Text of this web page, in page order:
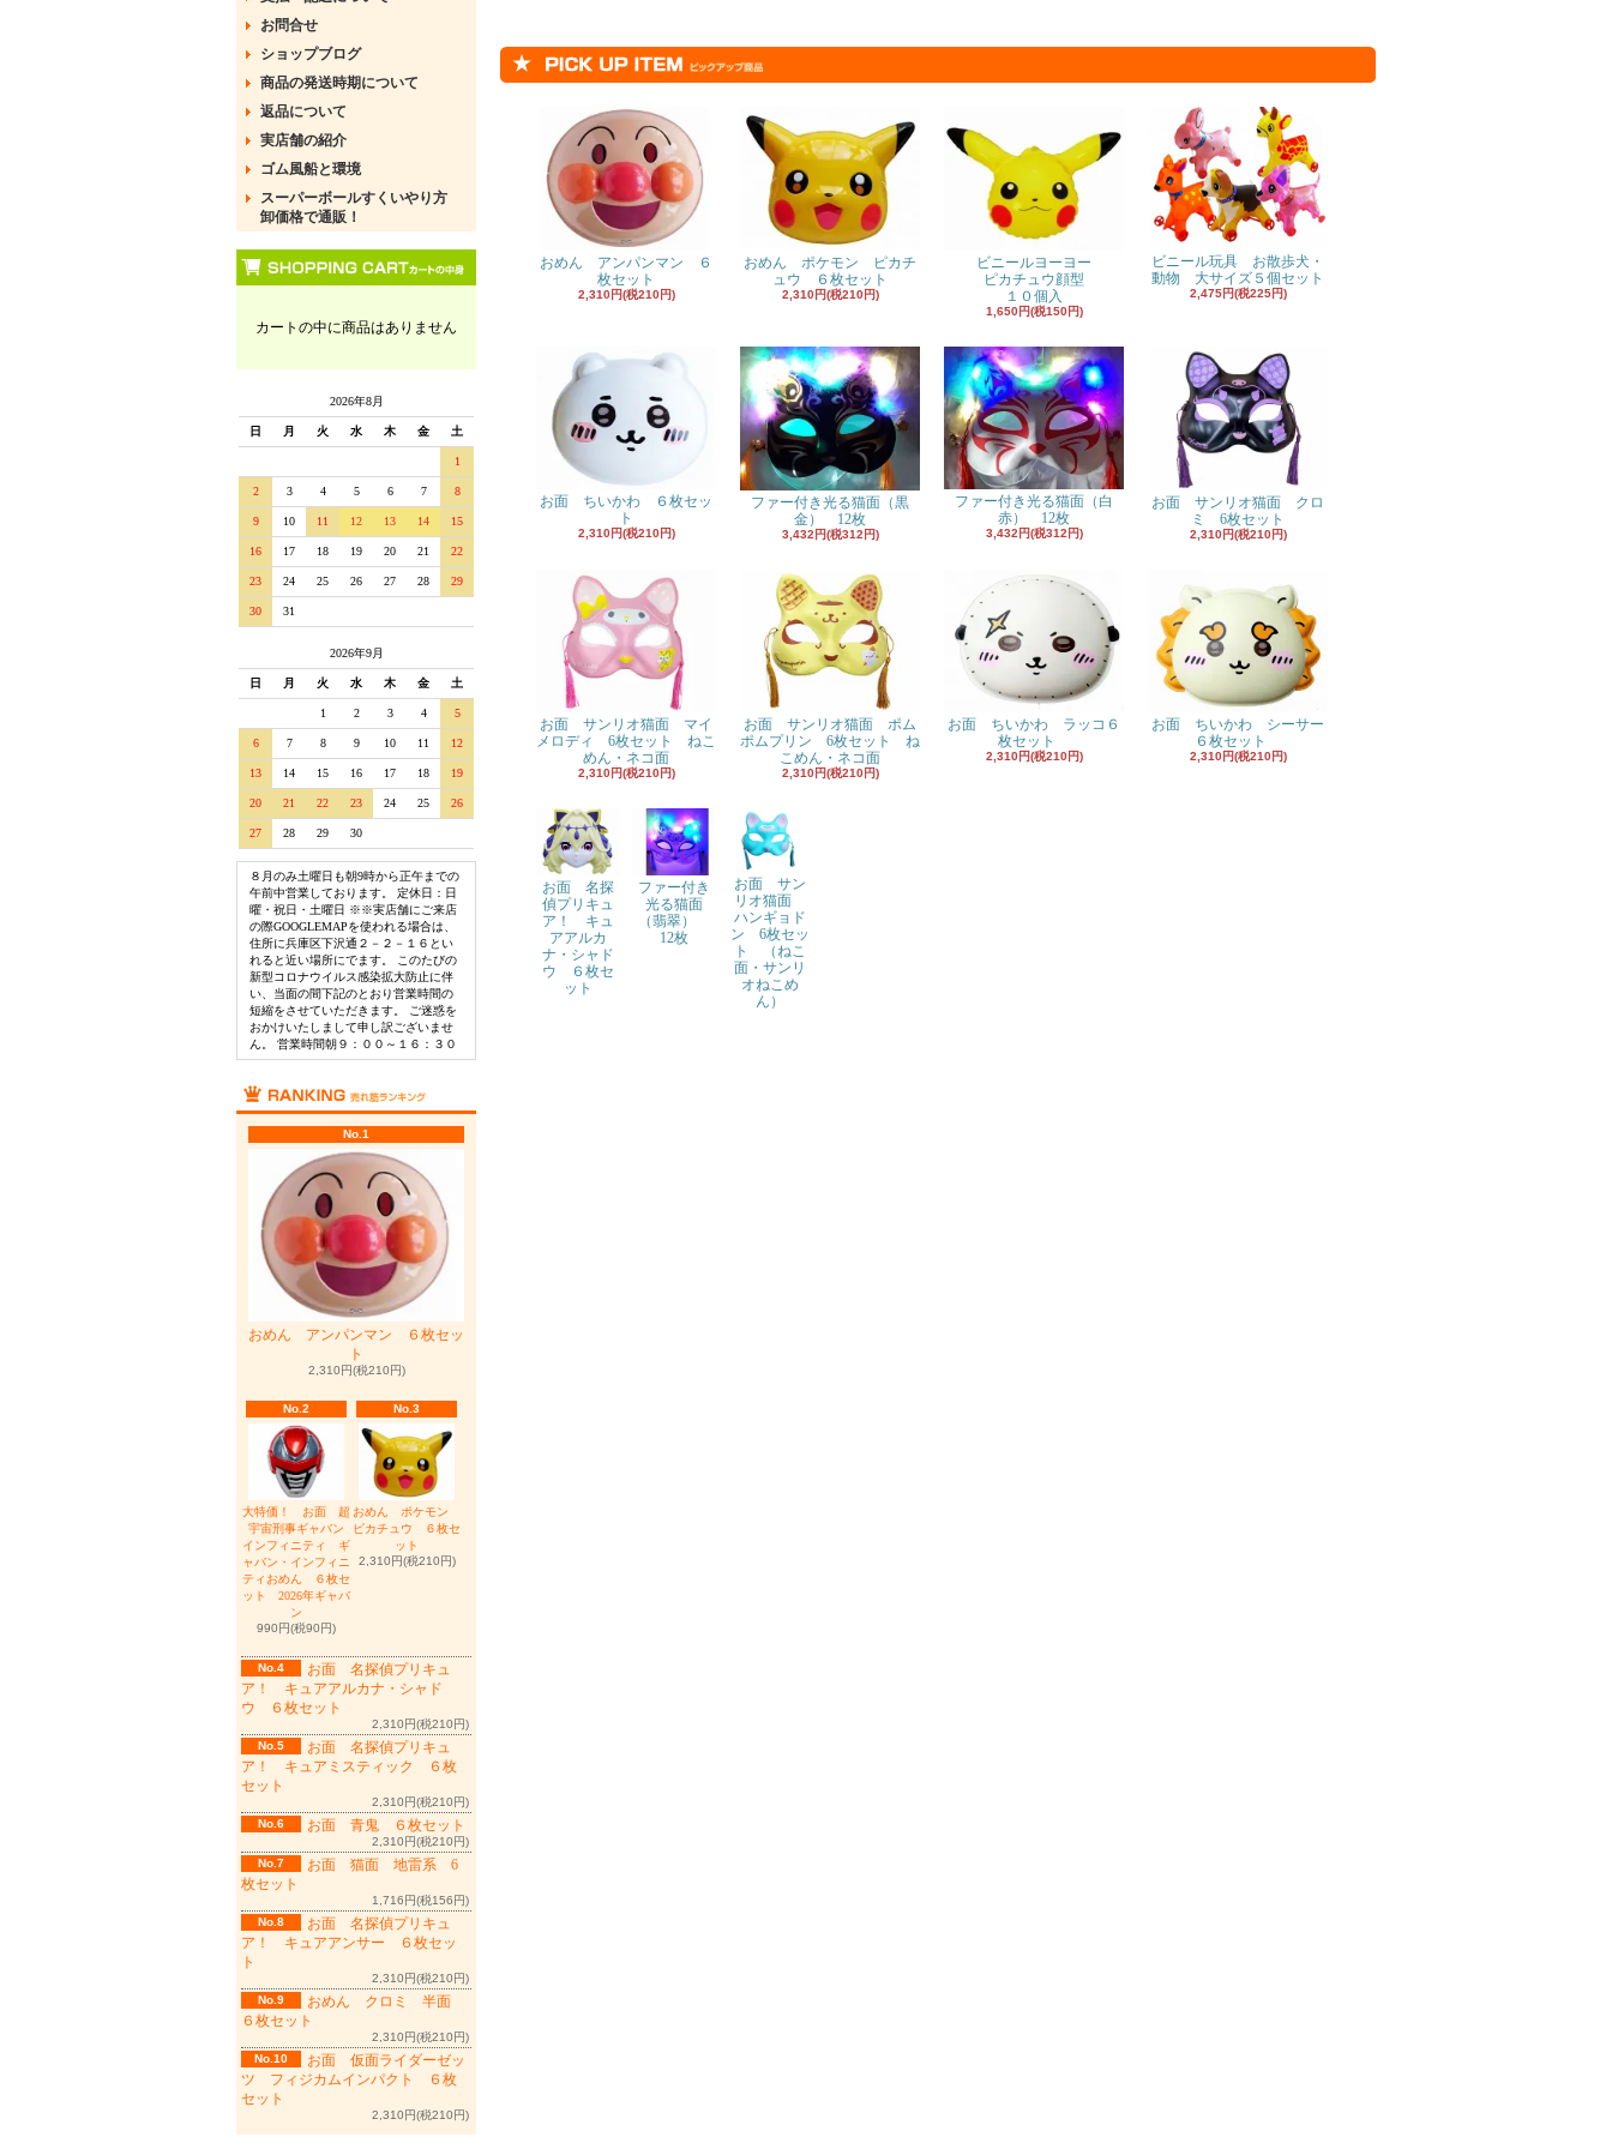
お問合せ
ショップブログ
商品の発送時期について
返品について
実店舗の紹介
ゴム風船と環境
スーパーボールすくいやり方
卸価格で通販！
カートの中に商品はありません
2026年8月
日 月 火 水 木 金 土
1
2 3 4 5 6 7 8
9 10 11 12 13 14 15
16 17 18 19 20 21 22
23 24 25 26 27 28 29
30 31
2026年9月
日 月 火 水 木 金 土
1 2 3 4 5
6 7 8 9 10 11 12
13 14 15 16 17 18 19
20 21 22 23 24 25 26
27 28 29 30
８月のみ土曜日も朝9時から正午までの
午前中営業しております。 定休日：日
曜・祝日・土曜日 ※※実店舗にご来店
の際GOOGLEMAPを使われる場合は、
住所に兵庫区下沢通２－２－１６とい
れると近い場所にでます。 このたびの
新型コロナウイルス感染拡大防止に伴
い、当面の間下記のとおり営業時間の
短縮をさせていただきます。 ご迷惑を
おかけいたしまして申し訳ございませ
ん。 営業時間朝９：００～１６：３０
No.1
おめん アンパンマン ６枚セッ
ト
2,310円(税210円)
No.2
大特価！ お面 超
宇宙刑事ギャバン
インフィニティ ギ
ャバン・インフィニ
ティおめん ６枚セ
ット 2026年ギャバ
ン
990円(税90円)
No.3
おめん ポケモン
ピカチュウ ６枚セ
ット
2,310円(税210円)
No.4
お面 名探偵プリキュ
ア！ キュアアルカナ・シャド
ウ ６枚セット
2,310円(税210円)
No.5
お面 名探偵プリキュ
ア！ キュアミスティック ６枚
セット
2,310円(税210円)
No.6
お面 青鬼 ６枚セット
2,310円(税210円)
No.7
お面 猫面 地雷系 6
枚セット
1,716円(税156円)
No.8
お面 名探偵プリキュ
ア！ キュアアンサー ６枚セッ
ト
2,310円(税210円)
No.9
おめん クロミ 半面
６枚セット
2,310円(税210円)
No.10
お面 仮面ライダーゼッ
ツ フィジカムインパクト ６枚
セット
2,310円(税210円)
おめん アンパンマン ６
枚セット
2,310円(税210円)
おめん ポケモン ピカチ
ュウ ６枚セット
2,310円(税210円)
ビニールヨーヨー
ピカチュウ顔型
１０個入
1,650円(税150円)
ビニール玩具 お散歩犬・
動物 大サイズ５個セット
2,475円(税225円)
お面 ちいかわ ６枚セッ
ト
2,310円(税210円)
ファー付き光る猫面（黒
金） 12枚
3,432円(税312円)
ファー付き光る猫面（白
赤） 12枚
3,432円(税312円)
お面 サンリオ猫面 クロ
ミ 6枚セット
2,310円(税210円)
お面 サンリオ猫面 マイ
メロディ 6枚セット ねこ
めん・ネコ面
2,310円(税210円)
お面 サンリオ猫面 ポム
ポムプリン 6枚セット ね
こめん・ネコ面
2,310円(税210円)
お面 ちいかわ ラッコ６
枚セット
2,310円(税210円)
お面 ちいかわ シーサー
６枚セット
2,310円(税210円)
お面 名探
偵プリキュ
ア！ キュ
アアルカ
ナ・シャド
ウ ６枚セ
ット
ファー付き
光る猫面
（翡翠）
12枚
お面 サン
リオ猫面
ハンギョド
ン 6枚セッ
ト （ねこ
面・サンリ
オねこめ
ん）